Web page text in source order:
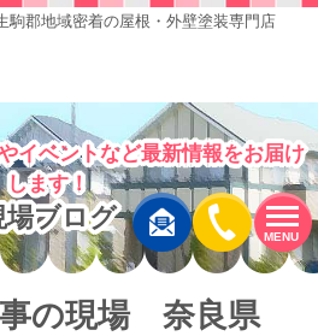
MENU
駒郡地域密着の屋根・外壁塗装専門店
イベントなど最新情報をお届け
します！
場ブログ
の現場 奈良県